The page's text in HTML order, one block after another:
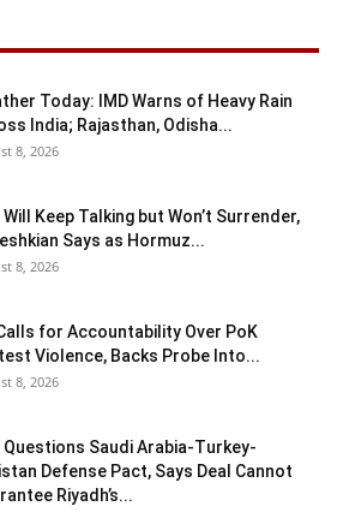
Today: IMD Warns of Heavy Rain
India; Rajasthan, Odisha...
8, 2026
Will Keep Talking but Won’t Surrender,
Says as Hormuz...
8, 2026
for Accountability Over PoK
Violence, Backs Probe Into...
8, 2026
Questions Saudi Arabia-Turkey-
Defense Pact, Says Deal Cannot
Riyadh’s...